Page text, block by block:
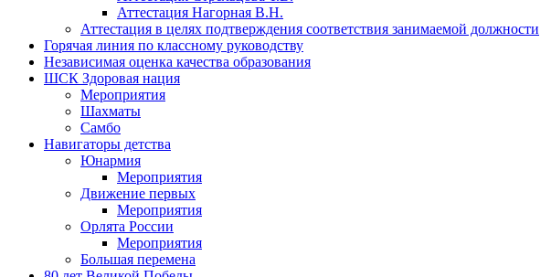
Аттестация Нагорная В.Н.
Аттестация в целях подтверждения соответствия занимаемой должности
Горячая линия по классному руководству
Независимая оценка качества образования
ШСК Здоровая нация
Мероприятия
Шахматы
Самбо
Навигаторы детства
Юнармия
Мероприятия
Движение первых
Мероприятия
Орлята России
Мероприятия
Большая перемена